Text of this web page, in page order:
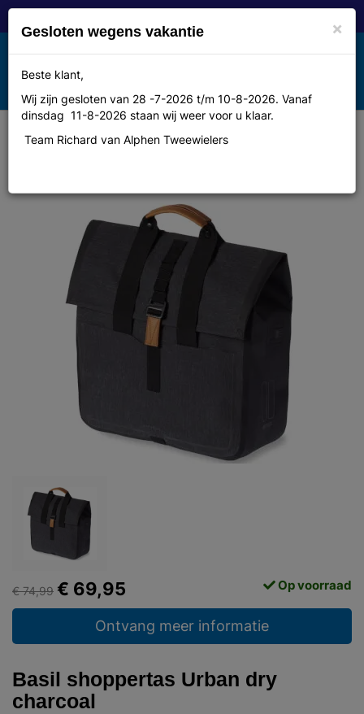
Toggle
navigation
MENU
Basil shoppertas Urban dry
€ 74,99 € 69,95 Op voorraad
Ontvang meer informatie
Basil shoppertas Urban dry
charcoal
×
Gesloten wegens vakantie
Beste klant,
Wij zijn gesloten van 28 -7-2026 t/m 10-8-2026. Vanaf
dinsdag 11-8-2026 staan wij weer voor u klaar.
Team Richard van Alphen Tweewielers